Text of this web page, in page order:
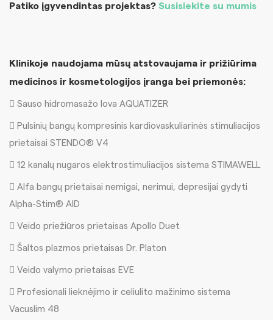
Patiko įgyvendintas projektas? Susisiekite su mumis
Klinikoje naudojama mūsų atstovaujama ir prižiūrima
medicinos ir kosmetologijos įranga bei priemonės:
 Sauso hidromasažo lova AQUATIZER
 Pulsinių bangų kompresinis kardiovaskuliarinės stimuliacijos
prietaisai STENDO® V4
 12 kanalų nugaros elektrostimuliacijos sistema STIMAWELL
 Alfa bangų prietaisai nemigai, nerimui, depresijai gydyti
Alpha-Stim® AID
 Veido priežiūros prietaisas Apollo Duet
 Šaltos plazmos prietaisas Dr. Platon
 Veido valymo prietaisas EVE
 Profesionali lieknėjimo ir celiulito mažinimo sistema
Vacuslim 48